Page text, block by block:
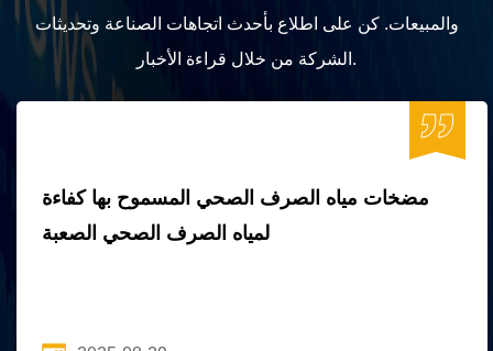
والمبيعات. كن على اطلاع بأحدث اتجاهات الصناعة وتحديثات
الشركة من خلال قراءة الأخبار.
مضخات مياه الصرف الصحي المسموح بها كفاءة
لمياه الصرف الصحي الصعبة